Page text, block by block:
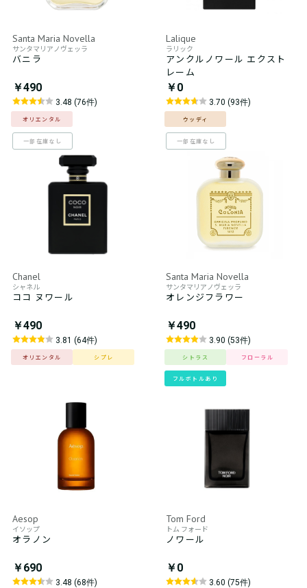
Santa Maria Novella
サンタマリアノヴェッラ
バニラ
￥490
3.48 (76件)
オリエンタル
一部在庫なし
Lalique
ラリック
アンクルノワール エクスト
レーム
￥0
3.70 (93件)
ウッディ
一部在庫なし
Chanel
シャネル
ココ ヌワール
￥490
3.81 (64件)
オリエンタル シプレ
Santa Maria Novella
サンタマリアノヴェッラ
オレンジフラワー
￥490
3.90 (53件)
シトラス フローラル
フルボトルあり
Aesop
イソップ
オラノン
￥690
3.48 (68件)
Tom Ford
トム フォード
ノワール
￥0
3.60 (75件)